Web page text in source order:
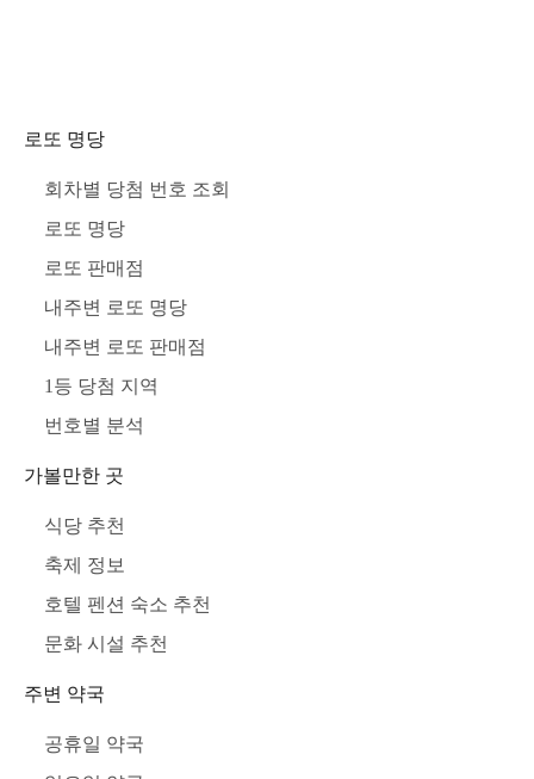
로또 명당
회차별 당첨 번호 조회
로또 명당
로또 판매점
내주변 로또 명당
내주변 로또 판매점
1등 당첨 지역
번호별 분석
가볼만한 곳
식당 추천
축제 정보
호텔 펜션 숙소 추천
문화 시설 추천
주변 약국
공휴일 약국